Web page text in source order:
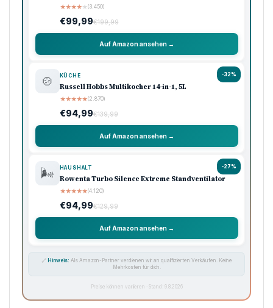
★★★★★(3.450)
€99,99€199,99
Auf Amazon ansehen →
-32%
🍲 KÜCHE
Russell Hobbs Multikocher 14-in-1, 5L
★★★★★(2.870)
€94,99€139,99
Auf Amazon ansehen →
-27%
🌬️ HAUSHALT
Rowenta Turbo Silence Extreme Standventilator
★★★★★(4.120)
€94,99€129,99
Auf Amazon ansehen →
🔗 Hinweis: Als Amazon-Partner verdienen wir an qualifizierten Verkäufen. Keine
Mehrkosten für dich.
Preise können variieren · Stand: 9.8.2026